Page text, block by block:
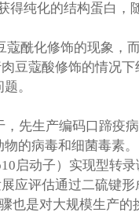
得纯化的结构蛋白，
酰化修饰的现象，
豆蔻酸修饰的情况下
。
先生产编码口蹄疫
的病毒和细菌毒素。
启动子）实现型转
应评估通过二硫键
也是对大规模生产的